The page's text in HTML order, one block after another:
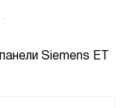
Siemens ET